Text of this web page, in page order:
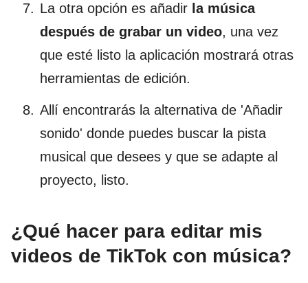
La otra opción es añadir la música
después de grabar un video, una vez
que esté listo la aplicación mostrará otras
herramientas de edición.
Allí encontrarás la alternativa de 'Añadir
sonido' donde puedes buscar la pista
musical que desees y que se adapte al
proyecto, listo.
¿Qué hacer para editar mis
videos de TikTok con música?